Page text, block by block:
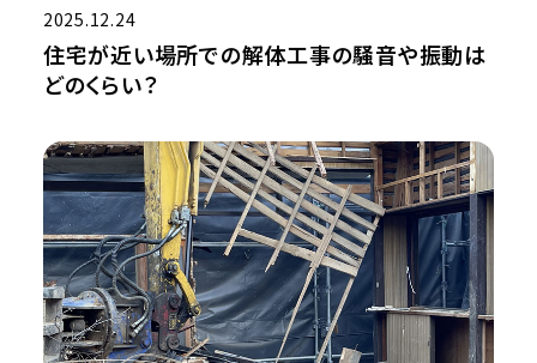
2025.12.24
住宅が近い場所での解体工事の騒音や振動は
どのくらい？